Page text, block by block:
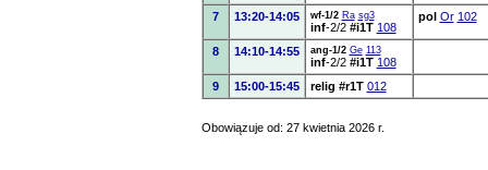
7
13:20-14:05 wf-1/2 Ra sg3
inf-2/2 #i1T 108
pol Or 102
8 14:10-14:55 ang-1/2 Ge 113
inf-2/2 #i1T 108
9
15:00-15:45 relig #r1T 012
Obowiązuje od: 27 kwietnia 2026 r.